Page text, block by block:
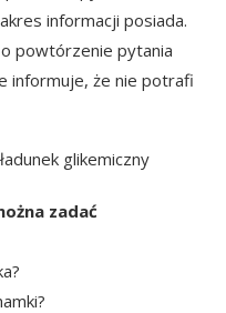
informacji posiada.
powtórzenie pytania
informuje, że nie potrafi
zadać